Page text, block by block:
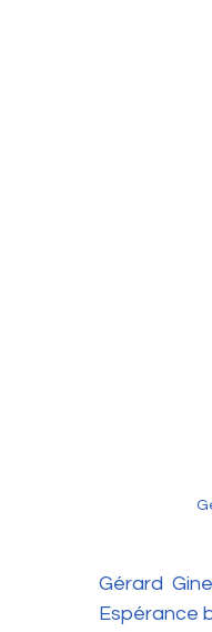
Gérard
Espérance